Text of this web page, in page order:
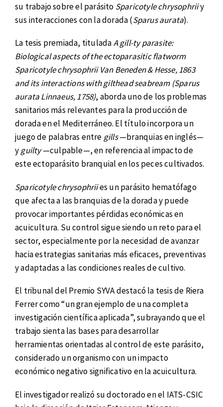
su trabajo sobre el parásito Sparicotyle chrysophriiy
sus interacciones con la dorada (Sparus aurata).
La tesis premiada, tituladaA gill-ty parasite:
Biological aspects of the ectoparasitic flatworm
Sparicotyle chrysophrii Van Beneden & Hesse, 1863
and its interactions with gilthead seabream (Sparus
aurata Linnaeus, 1758), aborda uno de los problemas
sanitarios más relevantes para la producción de
dorada en el Mediterráneo. El título incorpora un
juego de palabras entre gills—branquias en inglés—
yguilty—culpable—, en referencia al impacto de
este ectoparásito branquial en los peces cultivados.
Sparicotyle chrysophriies un parásito hematófago
que afecta a las branquias de la dorada y puede
provocar importantes pérdidas económicas en
acuicultura. Su control sigue siendo un reto para el
sector, especialmente por la necesidad de avanzar
hacia estrategias sanitarias más eficaces, preventivas
y adaptadas a las condiciones reales de cultivo.
El tribunal del Premio SYVA destacó la tesis de Riera
Ferrer como “un gran ejemplo de una completa
investigación científica aplicada”, subrayando que el
trabajo sienta las bases para desarrollar
herramientas orientadas al control de este parásito,
considerado un organismo con un impacto
económico negativo significativo en la acuicultura.
El investigador realizó su doctorado en el IATS-CSIC